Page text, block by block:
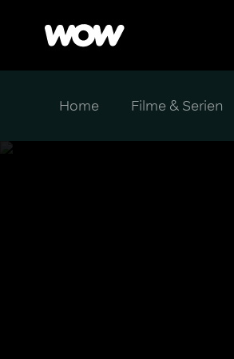
Home Filme & Serien